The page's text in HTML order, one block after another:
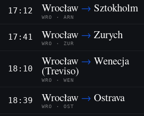
17:12 Wrocław → Sztokholm
WRO · ARN
17:41 Wrocław → Zurych
WRO · ZUR
18:10
Wrocław → Wenecja
(Treviso)
WRO · WEN
18:39 Wrocław → Ostrava
WRO · OST